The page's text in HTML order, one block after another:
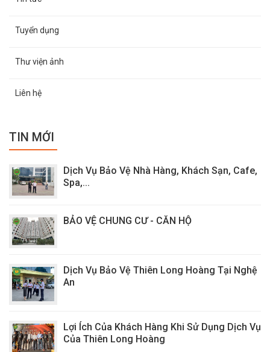
Tuyển dụng
Thư viện ảnh
Liên hệ
TIN MỚI
Dịch Vụ Bảo Vệ Nhà Hàng, Khách Sạn, Cafe,
Spa,...
BẢO VỆ CHUNG CƯ - CĂN HỘ
Dịch Vụ Bảo Vệ Thiên Long Hoàng Tại Nghệ
An
Lợi Ích Của Khách Hàng Khi Sử Dụng Dịch Vụ
Của Thiên Long Hoàng